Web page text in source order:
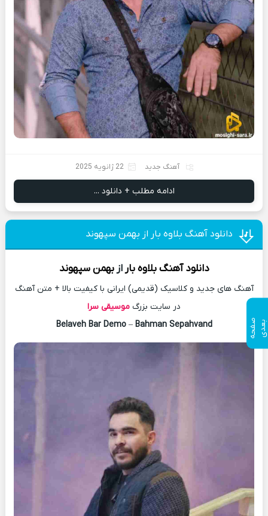
آهنگ جدید 22 ژانویه 2025
ادامه مطلب + دانلود ...
دانلود آهنگ بلاوه بار از بهمن سپهوند
دانلود آهنگ بلاوه بار ازبهمن سپهوند
آهنگ های جدید و کلاسیک (قدیمی) ایرانی با کیفیت بالا + متن آهنگ
در سایت بزرگ موسیقی سرا
Belaveh Bar Demo– Bahman Sepahvand ص
ف
ح
ه ب ع
د ی